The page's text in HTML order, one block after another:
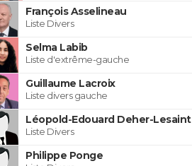
François Asselineau
Liste Divers
Selma Labib
Liste d'extrême-gauche
Guillaume Lacroix
Liste divers gauche
Léopold-Edouard Deher-Lesaint
Liste Divers
Philippe Ponge